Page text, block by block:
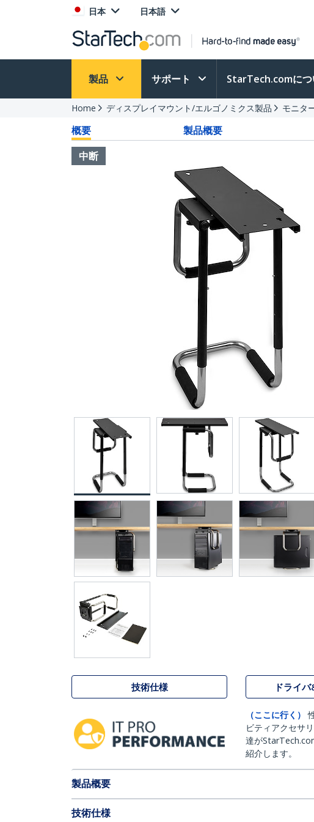
日本 日本語
製品 サポート StarTech.comにつ
Home ディスプレイマウント/エルゴノミクス製品 モニタ
概要 製品概要
中断
技術仕様 ドライ
（ここに行く）
ビティアクセサ
達が
紹介します。
製品概要
技術仕様